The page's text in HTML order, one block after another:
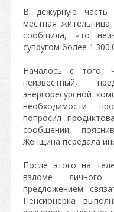
В дежурную часть
местная
сообщила, что
супругом более
Началось с того,
неизвестный,
энергоресурсной
необходимости
попросил
сообщении,
Женщина передала
После этого на
взломе личного
предложением
Пенсионерка